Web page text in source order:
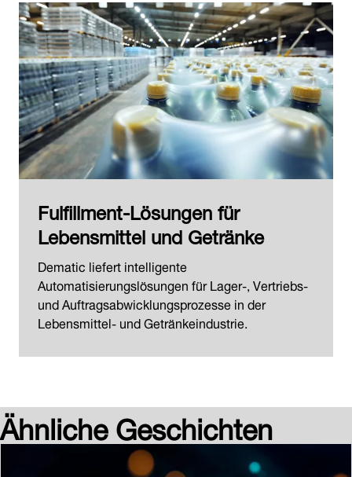
Fulfillment-Lösungen für
Lebensmittel und Getränke
Dematic liefert intelligente
Automatisierungslösungen für Lager-, Vertriebs-
und Auftragsabwicklungsprozesse in der
Lebensmittel- und Getränkeindustrie.
Ähnliche Geschichten